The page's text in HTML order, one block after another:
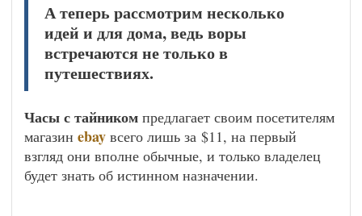
А теперь рассмотрим несколько
идей и для дома, ведь воры
встречаются не только в
путешествиях.
Часы с тайником предлагает своим посетителям
магазин ebay всего лишь за $11, на первый
взгляд они вполне обычные, и только владелец
будет знать об истинном назначении.